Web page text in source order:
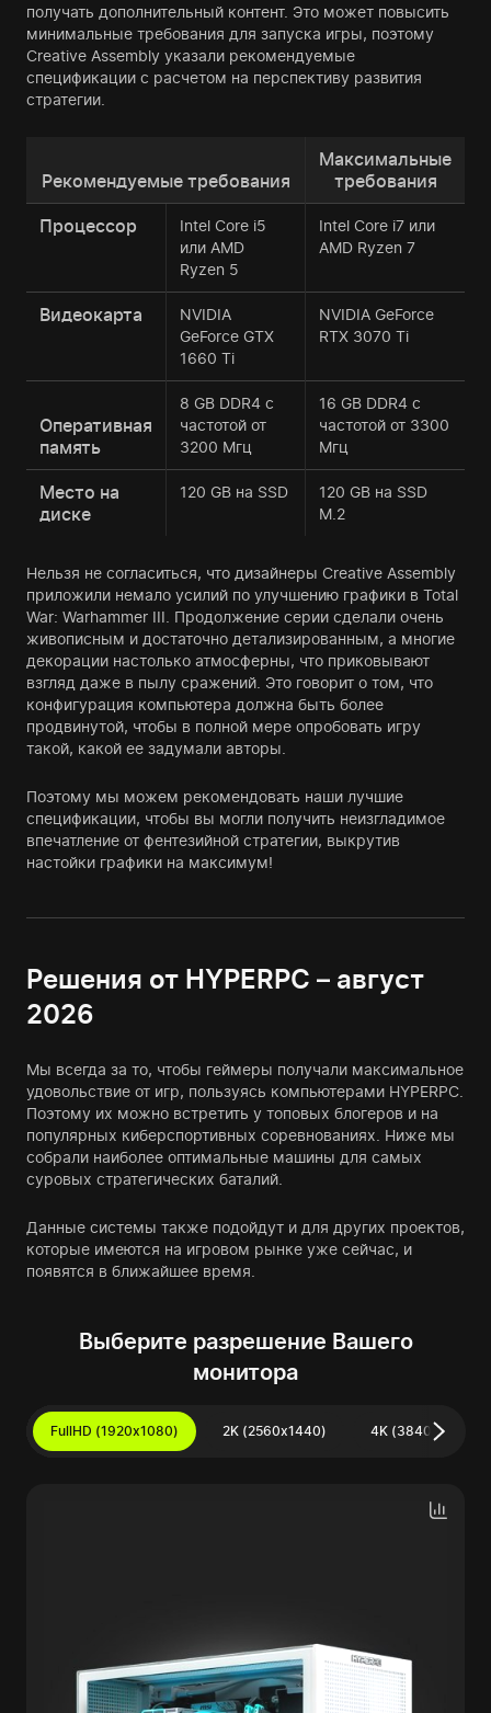
получать дополнительный контент. Это может повысить
минимальные требования для запуска игры, поэтому
Creative Assembly указали рекомендуемые
спецификации с расчетом на перспективу развития
стратегии.
Рекомендуемые требования
Максимальные
требования
Процессор
Intel Core i5
или AMD
Ryzen 5
Intel Core i7 или
AMD Ryzen 7
Видеокарта
NVIDIA
GeForce GTX
1660 Ti
NVIDIA GeForce
RTX 3070 Ti
Оперативная
память
8 GB DDR4 с
частотой от
3200 Мгц
16 GB DDR4 с
частотой от 3300
Мгц
Место на
диске
120 GB на SSD
120 GB на SSD
M.2
Нельзя не согласиться, что дизайнеры Creative Assembly
приложили немало усилий по улучшению графики в Total
War: Warhammer III. Продолжение серии сделали очень
живописным и достаточно детализированным, а многие
декорации настолько атмосферны, что приковывают
взгляд даже в пылу сражений. Это говорит о том, что
конфигурация компьютера должна быть более
продвинутой, чтобы в полной мере опробовать игру
такой, какой ее задумали авторы.
Поэтому мы можем рекомендовать наши лучшие
спецификации, чтобы вы могли получить неизгладимое
впечатление от фентезийной стратегии, выкрутив
настойки графики на максимум!
Решения от HYPERPC – август
2026
Мы всегда за то, чтобы геймеры получали максимальное
удовольствие от игр, пользуясь компьютерами HYPERPC.
Поэтому их можно встретить у топовых блогеров и на
популярных киберспортивных соревнованиях. Ниже мы
собрали наиболее оптимальные машины для самых
суровых стратегических баталий.
Данные системы также подойдут и для других проектов,
которые имеются на игровом рынке уже сейчас, и
появятся в ближайшее время.
Выберите разрешение Вашего
монитора
FullHD (1920x1080) 2K (2560x1440) 4K (3840x2160)